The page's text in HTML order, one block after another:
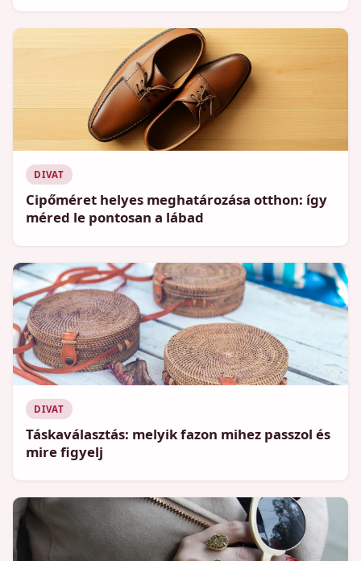
DIVAT
Cipőméret helyes meghatározása otthon: így
méred le pontosan a lábad
DIVAT
Táskaválasztás: melyik fazon mihez passzol és
mire figyelj